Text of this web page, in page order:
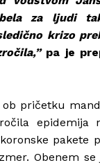
za ljudi
krizo
pa je
ob pričetku
epidemija
pakete
Obenem